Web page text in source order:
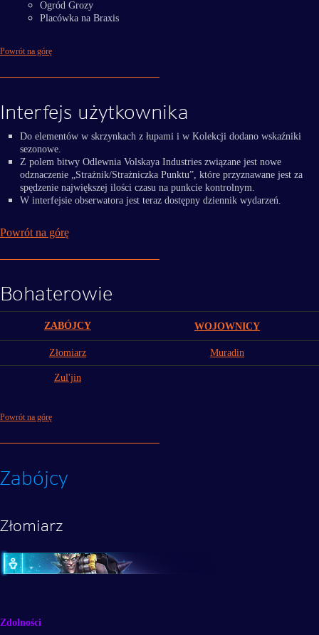
Ogród Grozy
Placówka na Braxis
Powrót na górę
Interfejs użytkownika
Do elementów w skrzynkach z łupami i w Kolekcji dodano wskaźniki
sezonowe.
Z polem bitwy Odlewnia Volskaya Industries związane jest nowe
odznaczenie „Strażnik/Strażniczka Punktu”, które przyznawane jest za
spędzenie największej ilości czasu na punkcie kontrolnym.
W interfejsie obserwatora jest teraz dostępny dziennik wydarzeń.
Powrót na górę
Bohaterowie
ZABÓJCY WOJOWNICY
Złomiarz Muradin
Zul'jin
Powrót na górę
Zabójcy
Złomiarz
Zdolności